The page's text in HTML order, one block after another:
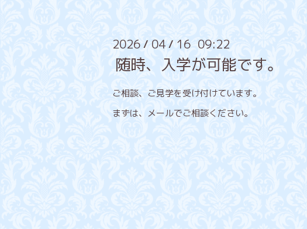
2026 / 04 / 16 09:22
随時、入学が可能です。
ご相談、ご見学を受け付けています。
まずは、メールでご相談ください。